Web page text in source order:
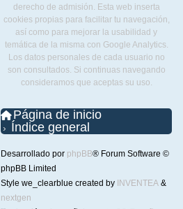
derecho de admisión. Esta web inserta
cookies propias para facilitar tu navegación,
así como para mejorar la usabilidad y
temática de la misma con Google Analytics.
Los datos personales de cada usuario no
son consultados. Si continuas navegando
consideramos que aceptas su uso.
Página de inicio
Índice general
Desarrollado por phpBB® Forum Software ©
phpBB Limited
Style we_clearblue created by INVENTEA &
nextgen